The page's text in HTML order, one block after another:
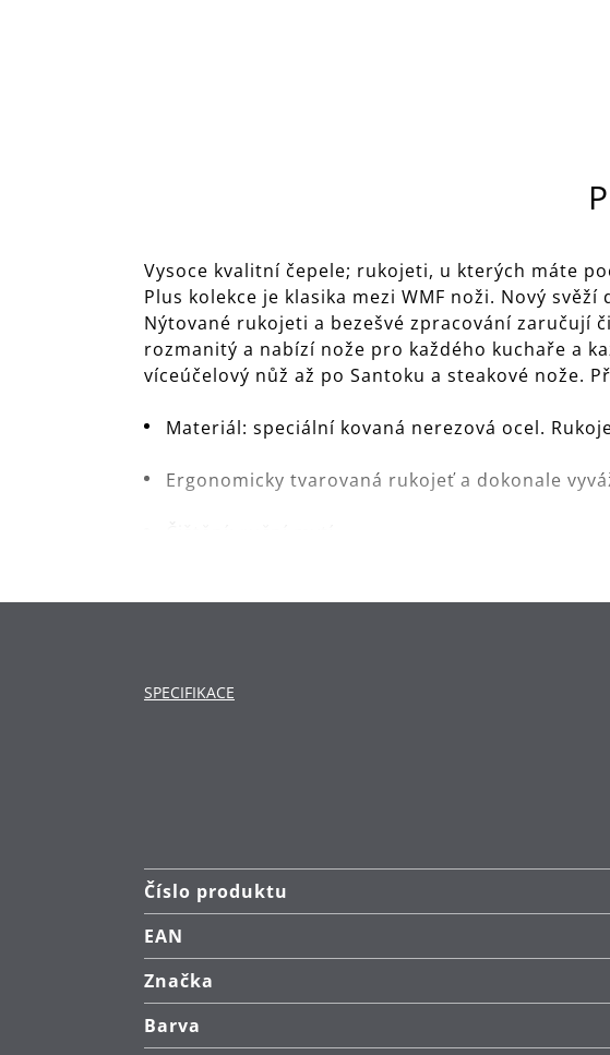
Vysoce kvalitní čepele; rukojeti, u kterých máte
Plus kolekce je klasika mezi WMF noži. Nový
Nýtované rukojeti a bezešvé zpracování
rozmanitý a nabízí nože pro každého kuchaře a
víceúčelový nůž až po Santoku a steakové nože.
Materiál: speciální kovaná nerezová ocel.
Ergonomicky tvarovaná rukojeť a dokonale
SPECIFIKACE
Číslo produktu
EAN
Značka
Barva